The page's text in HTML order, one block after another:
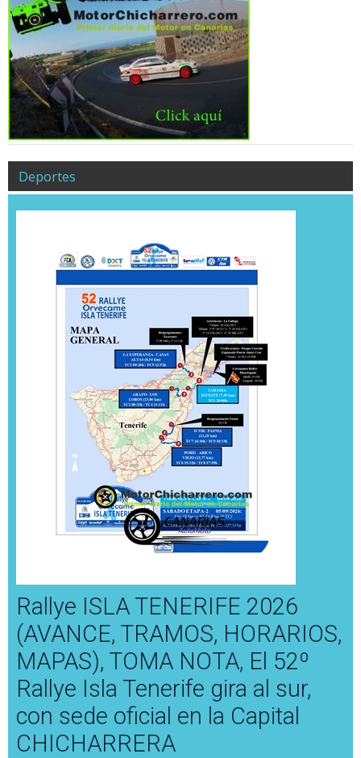
Deportes
Rallye ISLA TENERIFE 2026
(AVANCE, TRAMOS, HORARIOS,
MAPAS), TOMA NOTA, El 52º
Rallye Isla Tenerife gira al sur,
con sede oficial en la Capital
CHICHARRERA